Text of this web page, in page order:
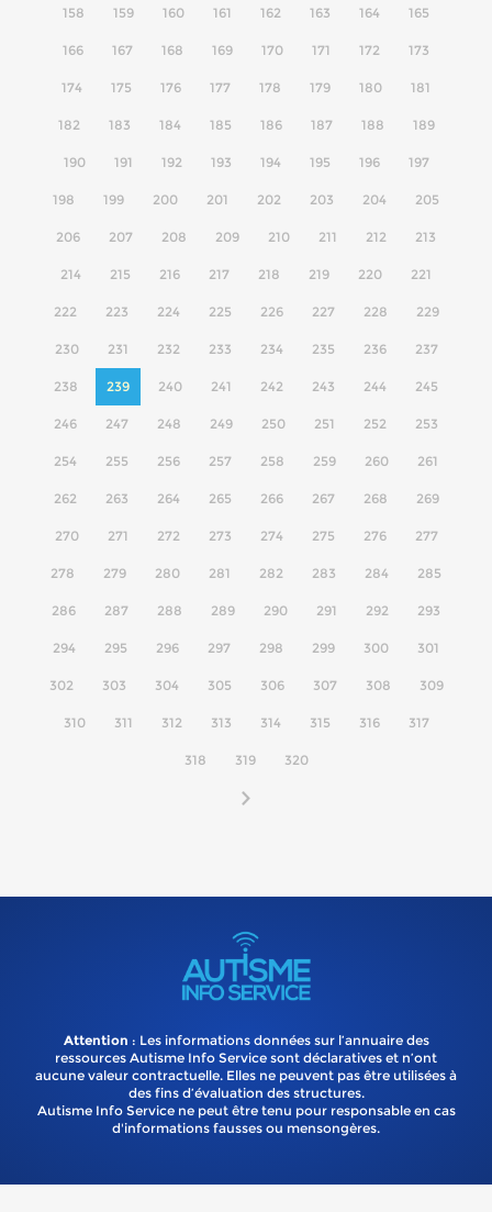
158 159 160 161 162 163 164 165
166 167 168 169 170 171 172 173
174 175 176 177 178 179 180 181
182 183 184 185 186 187 188 189
190 191 192 193 194 195 196 197
198 199 200 201 202 203 204 205
206 207 208 209 210 211 212 213
214 215 216 217 218 219 220 221
222 223 224 225 226 227 228 229
230 231 232 233 234 235 236 237
238 239 240 241 242 243 244 245
246 247 248 249 250 251 252 253
254 255 256 257 258 259 260 261
262 263 264 265 266 267 268 269
270 271 272 273 274 275 276 277
278 279 280 281 282 283 284 285
286 287 288 289 290 291 292 293
294 295 296 297 298 299 300 301
302 303 304 305 306 307 308 309
310 311 312 313 314 315 316 317
318 319 320
Attention : Les informations données sur l’annuaire des
ressources Autisme Info Service sont déclaratives et n’ont
aucune valeur contractuelle. Elles ne peuvent pas être utilisées à
des fins d’évaluation des structures.
Autisme Info Service ne peut être tenu pour responsable en cas
d'informations fausses ou mensongères.